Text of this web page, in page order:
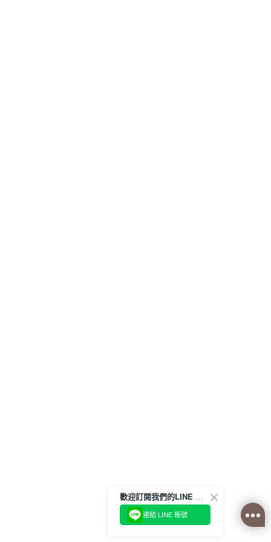
歡迎訂閱我們的LINE 官方帳號
連結 LINE 帳號